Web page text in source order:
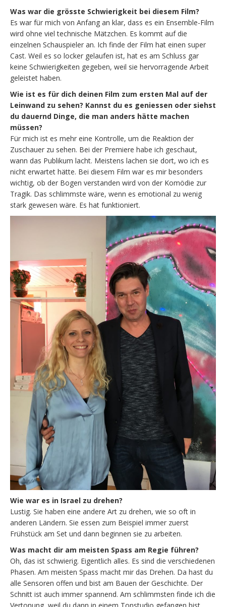
Was war die grösste Schwierigkeit bei diesem Film?
Es war für mich von Anfang an klar, dass es ein Ensemble-Film
wird ohne viel technische Mätzchen. Es kommt auf die
einzelnen Schauspieler an. Ich finde der Film hat einen super
Cast. Weil es so locker gelaufen ist, hat es am Schluss gar
keine Schwierigkeiten gegeben, weil sie hervorragende Arbeit
geleistet haben.
Wie ist es für dich deinen Film zum ersten Mal auf der
Leinwand zu sehen? Kannst du es geniessen oder siehst
du dauernd Dinge, die man anders hätte machen
müssen?
Für mich ist es mehr eine Kontrolle, um die Reaktion der
Zuschauer zu sehen. Bei der Premiere habe ich geschaut,
wann das Publikum lacht. Meistens lachen sie dort, wo ich es
nicht erwartet hätte. Bei diesem Film war es mir besonders
wichtig, ob der Bogen verstanden wird von der Komödie zur
Tragik. Das schlimmste wäre, wenn es emotional zu wenig
stark gewesen wäre. Es hat funktioniert.
Wie war es in Israel zu drehen?
Lustig. Sie haben eine andere Art zu drehen, wie so oft in
anderen Ländern. Sie essen zum Beispiel immer zuerst
Frühstück am Set und dann beginnen sie zu arbeiten.
Was macht dir am meisten Spass am Regie führen?
Oh, das ist schwierig. Eigentlich alles. Es sind die verschiedenen
Phasen. Am meisten Spass macht mir das Drehen. Da hast du
alle Sensoren offen und bist am Bauen der Geschichte. Der
Schnitt ist auch immer spannend. Am schlimmsten finde ich die
Vertonung, weil du dann in einem Tonstudio gefangen bist.